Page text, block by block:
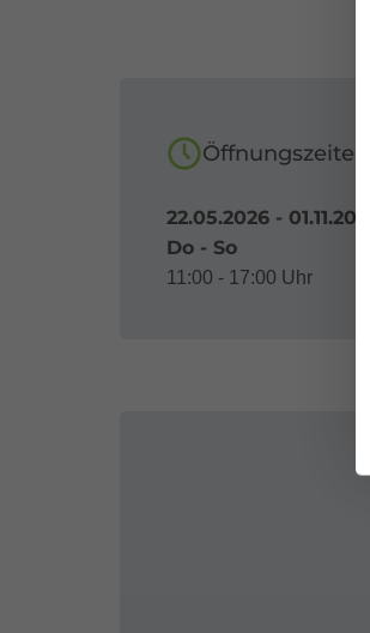
Öffnungszeiten
22.05.2026 - 01.11.2026
Do - So
11:00 - 17:00 Uhr